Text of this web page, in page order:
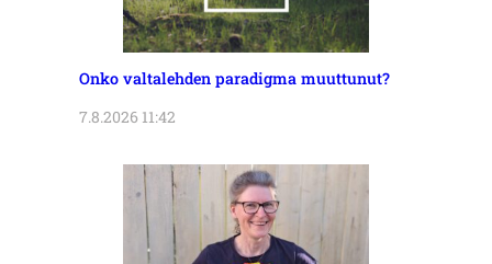
Onko valtalehden paradigma muuttunut?
7.8.2026 11:42